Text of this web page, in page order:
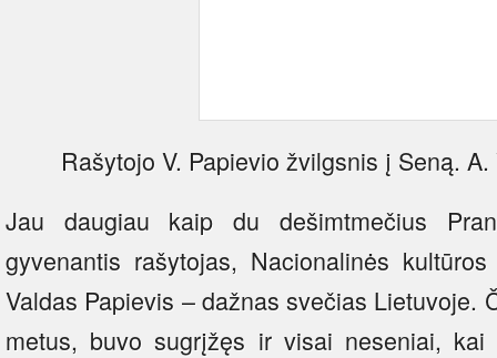
Rašytojo V. Papievio žvilgsnis į Seną.
Jau daugiau kaip du dešimtmečius
gyvenantis rašytojas, Nacionalinės
Valdas Papievis – dažnas svečias Lietuvoje.
metus, buvo sugrįžęs ir visai neseniai, kai